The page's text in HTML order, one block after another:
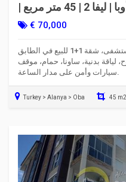
شقة 1+1 للبيع في ألانيا أوبا | ليفا 2 | 45 متر مربع |
قريبة من المستشفى
€ 70,000
في أوبا ألانيا، على بُعد 400 متر من المستشفى، شقة 1+1 للبيع في الطابق
لياقة بدنية، ساونا، حمام، موقف
سيارات وأمن على مدار الساعة.
Turkey > Alanya > Oba 45 m2